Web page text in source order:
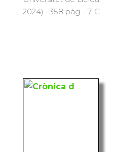
2024) · 358 pàg. · 7 €